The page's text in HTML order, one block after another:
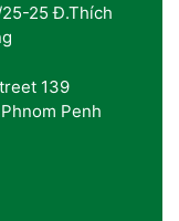
25 Đ.Thích
139
Penh